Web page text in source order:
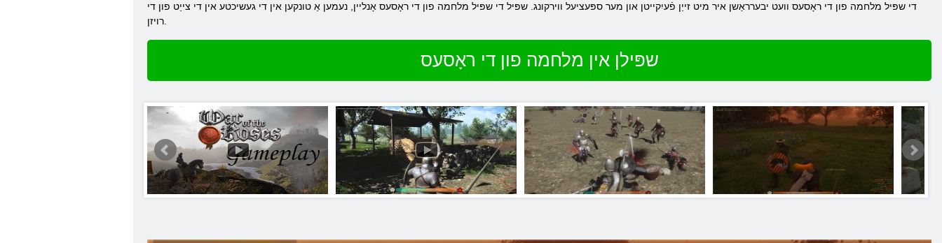
די שפּיל מלחמה פון די ראָסעס וועט יבערראַשן איר מיט זייַן פֿעיִקייטן און מער ספּעציעל ווירקונג. שפּיל די שפּיל מלחמה פון די ראָסעס אָנליין, נעמען אַ טונקען אין די געשיכטע אין די צייַט פון די
שפּילן אין מלחמה פון די ראָסעס